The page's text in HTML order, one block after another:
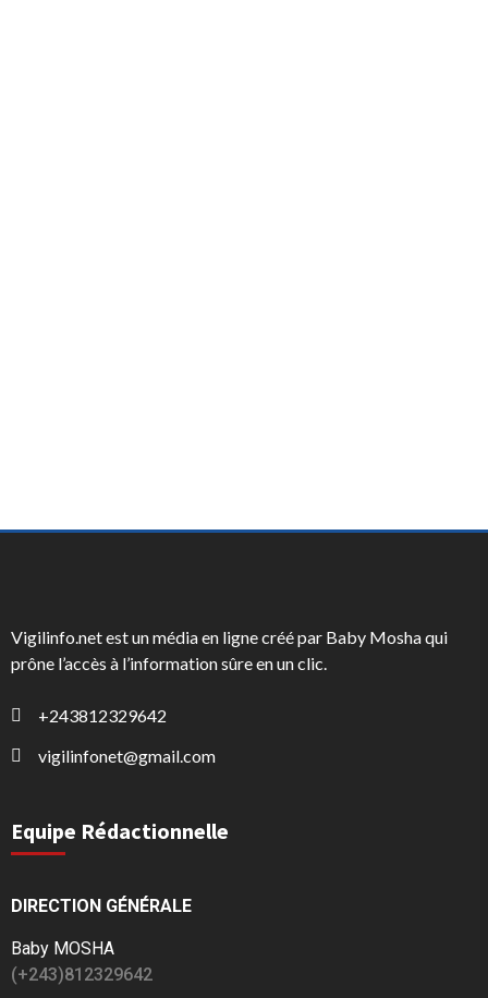
Vigilinfo.net est un média en ligne créé par Baby Mosha qui
prône l’accès à l’information sûre en un clic.
+243812329642
vigilinfonet@gmail.com
Equipe Rédactionnelle
DIRECTION GÉNÉRALE
Baby MOSHA
(+243)812329642